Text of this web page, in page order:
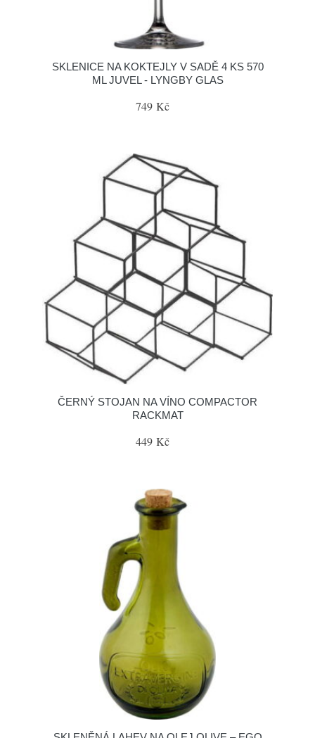
SKLENICE NA KOKTEJLY V SADĚ 4 KS 570
ML JUVEL - LYNGBY GLAS
749 Kč
ČERNÝ STOJAN NA VÍNO COMPACTOR
RACKMAT
449 Kč